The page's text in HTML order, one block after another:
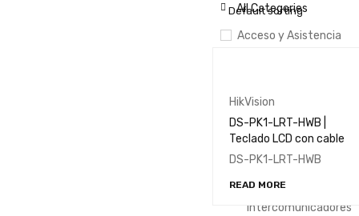
All Categories
Acceso y Asistencia
Controladores
Detectores de
Videoporteros e
Intercomunicadores
Default sorting
HikVision
DS-PK1-LRT-HWB |
Teclado LCD con cable
DS-PK1-LRT-HWB
READ MORE